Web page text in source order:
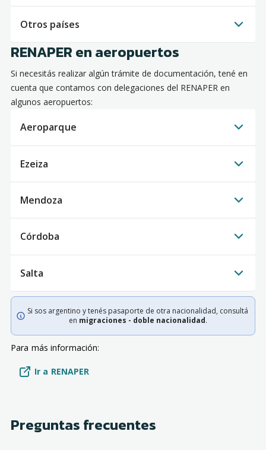
Otros países
RENAPER en aeropuertos
Si necesitás realizar algún trámite de documentación, tené en
cuenta que contamos con delegaciones del RENAPER en
algunos aeropuertos:
Aeroparque
Ezeiza
Mendoza
Córdoba
Salta
Si sos argentino y tenés pasaporte de otra nacionalidad, consultá
en migraciones - doble nacionalidad.
Para más información:
Ir a RENAPER
Preguntas frecuentes